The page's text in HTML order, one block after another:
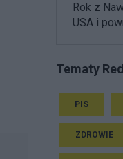
Rok z
USA i
Tematy
PIS
ZDROWIE